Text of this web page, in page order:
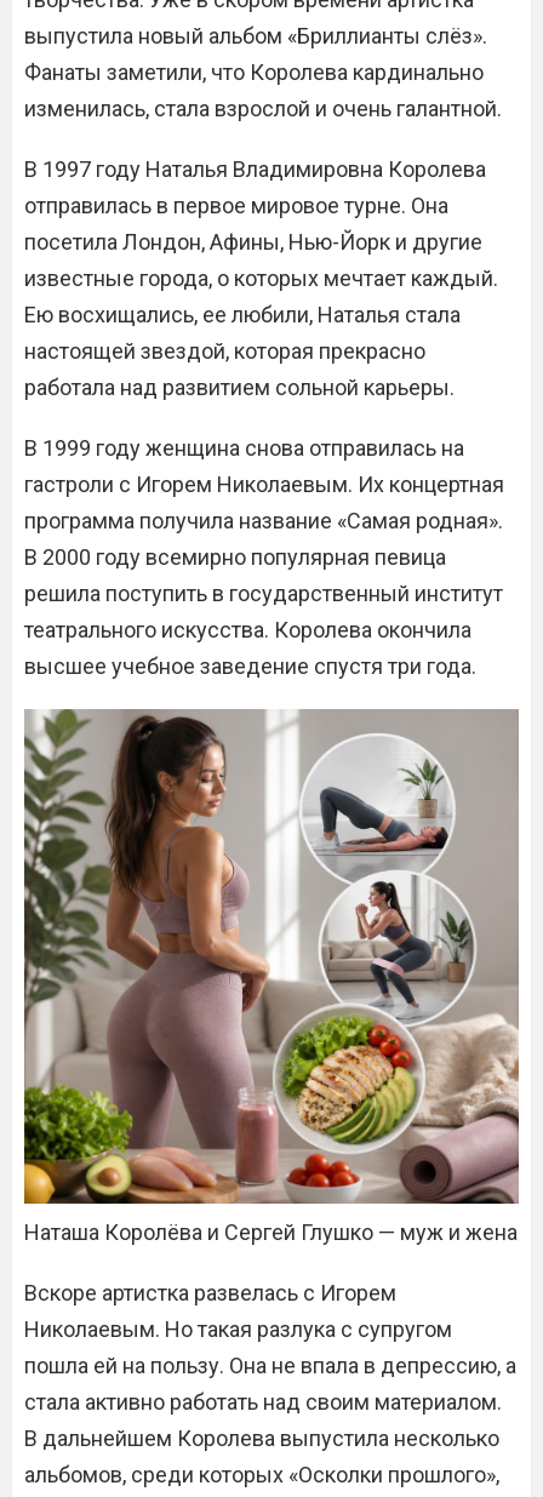
выпустила новый альбом «Бриллианты слёз».
Фанаты заметили, что Королева кардинально
изменилась, стала взрослой и очень галантной.
В 1997 году Наталья Владимировна Королева
отправилась в первое мировое турне. Она
посетила Лондон, Афины, Нью-Йорк и другие
известные города, о которых мечтает каждый.
Ею восхищались, ее любили, Наталья стала
настоящей звездой, которая прекрасно
работала над развитием сольной карьеры.
В 1999 году женщина снова отправилась на
гастроли с Игорем Николаевым. Их концертная
программа получила название «Самая родная».
В 2000 году всемирно популярная певица
решила поступить в государственный институт
театрального искусства. Королева окончила
высшее учебное заведение спустя три года.
Наташа Королёва и Сергей Глушко — муж и жена
Вскоре артистка развелась с Игорем
Николаевым. Но такая разлука с супругом
пошла ей на пользу. Она не впала в депрессию, а
стала активно работать над своим материалом.
В дальнейшем Королева выпустила несколько
альбомов, среди которых «Осколки прошлого»,